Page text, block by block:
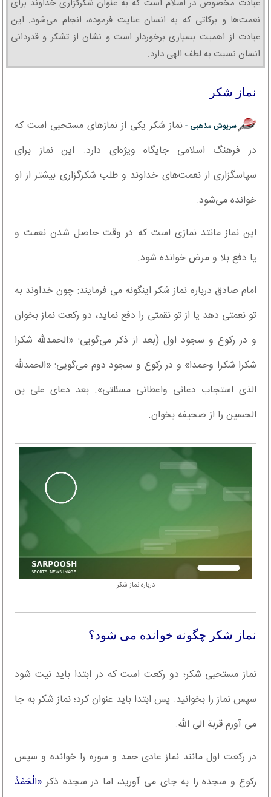
عبادت مخصوص در اسلام است که به عنوان شکرگزاری خداوند برای
نعمت‌ها و برکاتی که به انسان عنایت فرموده، انجام می‌شود. این
عبادت از اهمیت بسیاری برخوردار است و نشان از تشکر و قدردانی
انسان نسبت به لطف الهی دارد.
نماز شکر
سرپوش مذهبی - نماز شکر یکی از نمازهای مستحبی است که
در فرهنگ اسلامی جایگاه ویژه‌ای دارد. این نماز برای
سپاسگزاری از نعمت‌های خداوند و طلب شکرگزاری بیشتر از او
خوانده می‌شود.
این نماز مانتد نمازی است که در وقت حاصل شدن نعمت و
یا دفع بلا و مرض خوانده شود.
امام صادق درباره نماز شکر اینگونه می فرمایند: چون خداوند به
تو نعمتی دهد یا از تو نقمتی را دفع نماید، دو رکعت نماز بخوان
و در رکوع و سجود اول (بعد از ذکر می‌گویی: «الحمدلله شکرا
شکرا شکرا وحمدا» و در رکوع و سجود دوم می‌گویی: «الحمدلله
الذی استجاب دعائی واعطانی مسئلتی». بعد دعای علی بن
الحسین را از صحیفه بخوان.
درباره نماز شکر
نماز شکر چگونه خوانده می شود؟
نماز مستحبی شکر؛ دو رکعت است که در ابتدا باید نیت شود
سپس نماز را بخوانید. پس ابتدا باید عنوان کرد؛ نماز شکر به جا
می آورم قربة الی الله.
در رکعت اول مانند نماز عادی حمد و سوره را خوانده و سپس
رکوع و سجده را به جای می آورید، اما در سجده ذکر «الْحَمْدُ